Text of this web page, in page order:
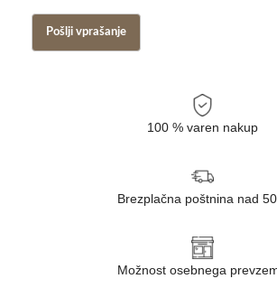
100 % varen nakup
Brezplačna poštnina nad
Možnost osebnega